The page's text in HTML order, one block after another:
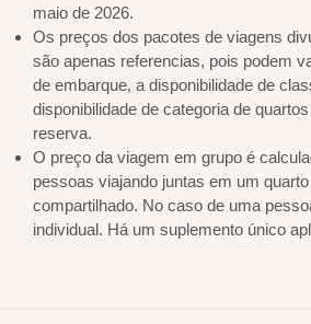
maio de 2026.
Os preços dos pacotes de viagens
são apenas referencias, pois podem
de embarque, a disponibilidade de
disponibilidade de categoria de
reserva.
O preço da viagem em grupo é
pessoas viajando juntas em um
compartilhado. No caso de uma
individual. Há um suplemento único